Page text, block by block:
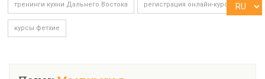
тренинги кухни Дальнего Востока регистрация онлайн-курсов
курсы фетхие